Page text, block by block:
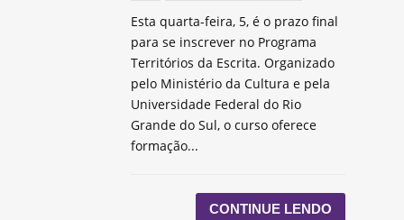
Esta quarta-feira, 5, é o prazo final
para se inscrever no Programa
Territórios da Escrita. Organizado
pelo Ministério da Cultura e pela
Universidade Federal do Rio
Grande do Sul, o curso oferece
formação...
CONTINUE LENDO